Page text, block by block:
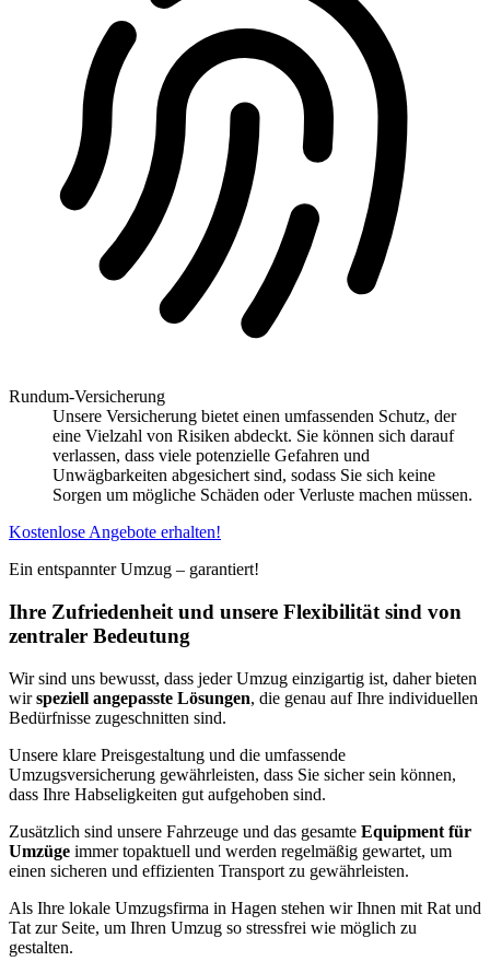
Rundum-Versicherung
Unsere Versicherung bietet einen umfassenden Schutz, der
eine Vielzahl von Risiken abdeckt. Sie können sich darauf
verlassen, dass viele potenzielle Gefahren und
Unwägbarkeiten abgesichert sind, sodass Sie sich keine
Sorgen um mögliche Schäden oder Verluste machen müssen.
Kostenlose Angebote erhalten!
Ein entspannter Umzug – garantiert!
Ihre Zufriedenheit und unsere Flexibilität sind von
zentraler Bedeutung
Wir sind uns bewusst, dass jeder Umzug einzigartig ist, daher bieten
wirspeziell angepasste Lösungen, die genau auf Ihre individuellen
Bedürfnisse zugeschnitten sind.
Unsere klare Preisgestaltung und die umfassende
Umzugsversicherung gewährleisten, dass Sie sicher sein können,
dass Ihre Habseligkeiten gut aufgehoben sind.
Zusätzlich sind unsere Fahrzeuge und das gesamte Equipment für
Umzüge immer topaktuell und werden regelmäßig gewartet, um
einen sicheren und effizienten Transport zu gewährleisten.
Als Ihre lokale Umzugsfirma in Hagen stehen wir Ihnen mit Rat und
Tat zur Seite, um Ihren Umzug so stressfrei wie möglich zu
gestalten.